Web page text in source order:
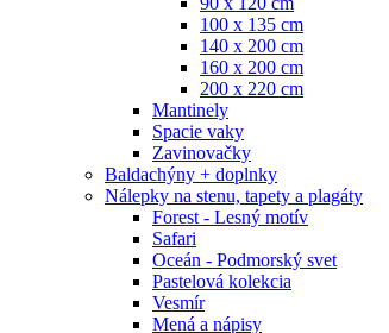
100 x 135 cm
140 x 200 cm
160 x 200 cm
200 x 220 cm
Mantinely
Spacie vaky
Zavinovačky
Baldachýny + doplnky
Nálepky na stenu, tapety a plagáty
Forest - Lesný motív
Safari
Oceán - Podmorský svet
Pastelová kolekcia
Vesmír
Mená a nápisy